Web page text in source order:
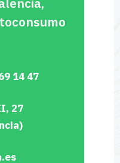
14 47
27